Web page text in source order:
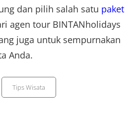
dan pilih salah satu paket
agen tour BINTANholidays
juga untuk sempurnakan
Anda.
Tips Wisata